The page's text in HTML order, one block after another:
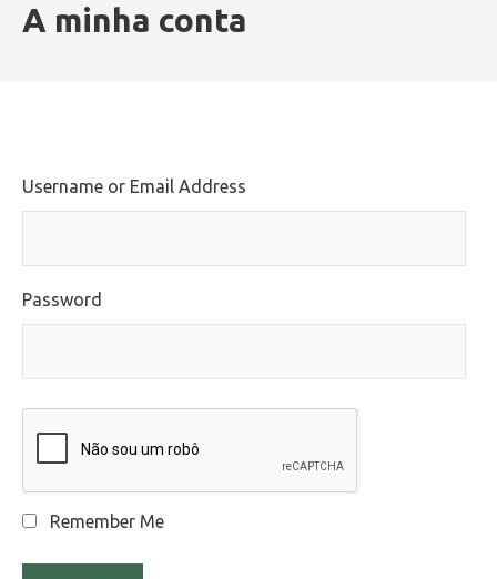
A minha conta
Username or Email Address
Password
Remember Me